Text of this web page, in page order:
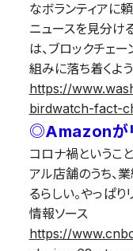
なボランティアに
ニュースを見分け
は、ブロックチェ
組みに落ち着くよ
https://
birdwatch-fact-
◎Amazonが
コロナ禍というこ
アル店舗のうち、
るらしい。やっぱ
情報ソース
https://